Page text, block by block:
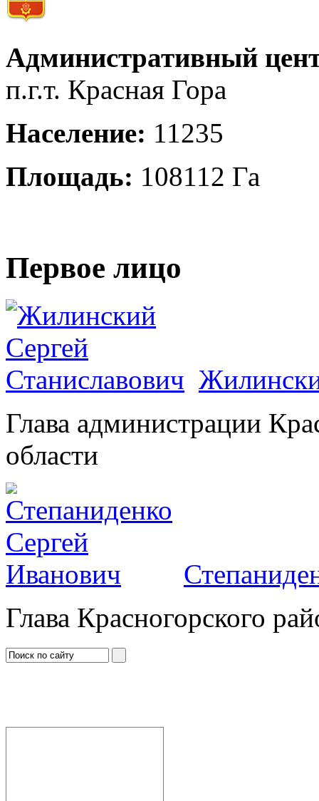
Административный
п.г.т. Красная Гора
Население: 11235
Площадь: 108112 Га
Первое лицо
Глава администрации
области
Глава Красногорского